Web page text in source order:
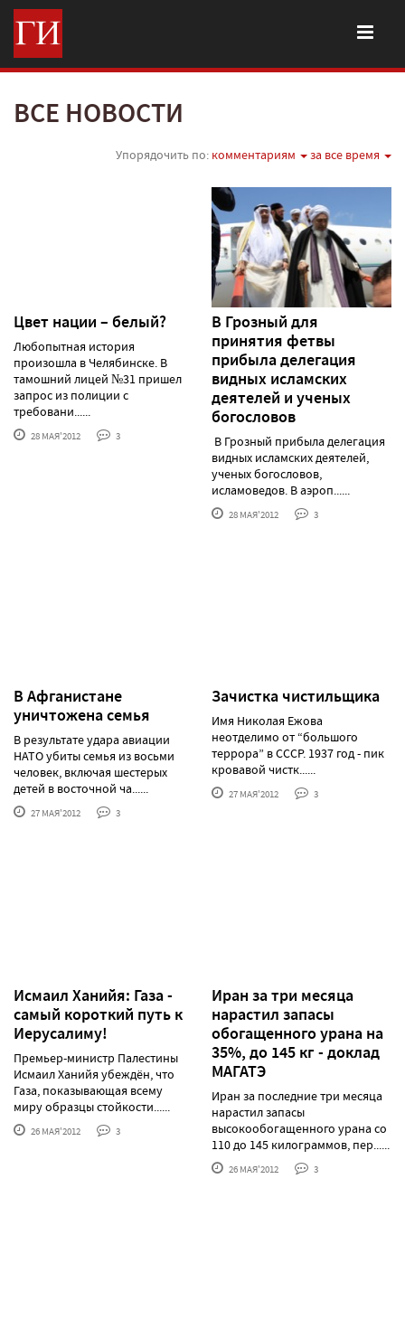
ВСЕ НОВОСТИ
Упорядочить по: комментариям за все время
Цвет нации – белый?
Любопытная история
произошла в Челябинске. В
тамошний лицей №31 пришел
запрос из полиции с
требовани......
28 МАЯ'2012 3
В Грозный для
принятия фетвы
прибыла делегация
видных исламских
деятелей и ученых
богословов
В Грозный прибыла делегация
видных исламских деятелей,
ученых богословов,
исламоведов. В аэроп......
28 МАЯ'2012 3
В Афганистане
уничтожена семья
В результате удара авиации
НАТО убиты семья из восьми
человек, включая шестерых
детей в восточной ча......
27 МАЯ'2012 3
Зачистка чистильщика
Имя Николая Ежова
неотделимо от “большого
террора” в СССР. 1937 год - пик
кровавой чистк......
27 МАЯ'2012 3
Исмаил Ханийя: Газа -
самый короткий путь к
Иерусалиму!
Премьер-министр Палестины
Исмаил Ханийя убеждён, что
Газа, показывающая всему
миру образцы стойкости......
26 МАЯ'2012 3
Иран за три месяца
нарастил запасы
обогащенного урана на
35%, до 145 кг - доклад
МАГАТЭ
Иран за последние три месяца
нарастил запасы
высокообогащенного урана со
110 до 145 килограммов, пер......
26 МАЯ'2012 3